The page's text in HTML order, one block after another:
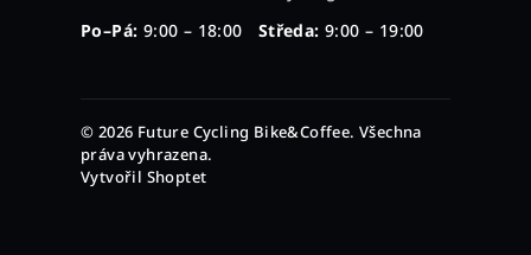
Po–Pá: 9:00 – 18:00 Středa: 9:00 – 19:00
© 2026 Future Cycling Bike&Coffee. Všechna
práva vyhrazena.
Vytvořil Shoptet